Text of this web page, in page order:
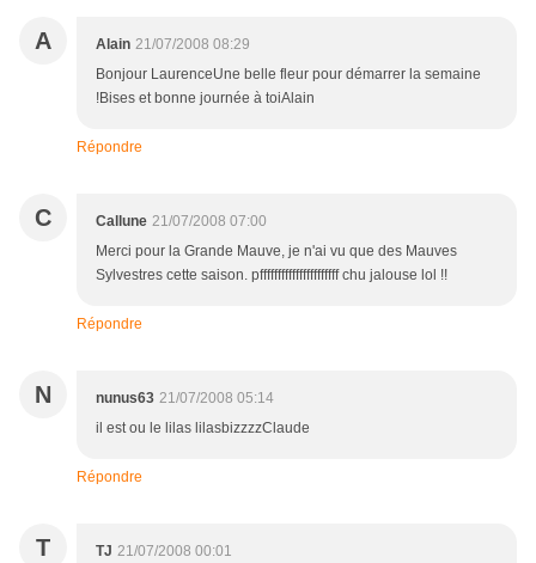
A Alain 21/07/2008 08:29
Bonjour LaurenceUne belle fleur pour démarrer la semaine
!Bises et bonne journée à toiAlain
Répondre
C Callune 21/07/2008 07:00
Merci pour la Grande Mauve, je n'ai vu que des Mauves
Sylvestres cette saison. pffffffffffffffffffffff chu jalouse lol !!
Répondre
N nunus63 21/07/2008 05:14
il est ou le lilas lilasbizzzzClaude
Répondre
T TJ 21/07/2008 00:01